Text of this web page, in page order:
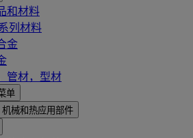
和材料
列材料
金
管材，型材
单
机械和热应用部件